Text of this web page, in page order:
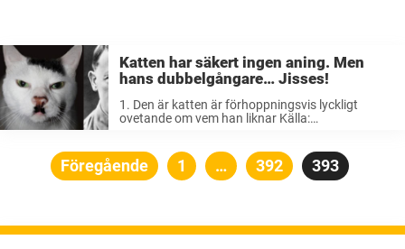
Katten har säkert ingen aning. Men
hans dubbelgångare… Jisses!
1. Den är katten är förhoppningsvis lyckligt
ovetande om vem han liknar Källa:
en vanlig katt. Men på natten bekämpar den ...
Sidnumrering
Föregående Sida
1 … Sida
392 Sida
393